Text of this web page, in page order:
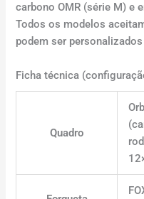
carbono OMR (série M) e
Todos os modelos
podem ser
Ficha técnica
Quadro